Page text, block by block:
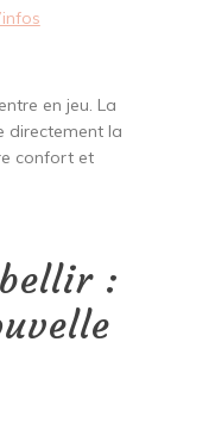
en jeu. La
directement la
confort et
: